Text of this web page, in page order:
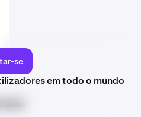
se
em todo o mundo